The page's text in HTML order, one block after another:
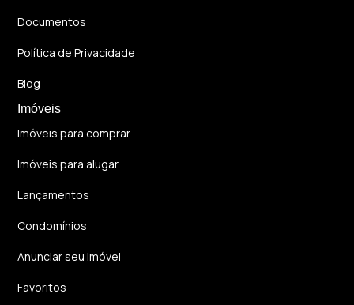
Documentos
Política de Privacidade
Blog
Imóveis
Imóveis para comprar
Imóveis para alugar
Lançamentos
Condomínios
Anunciar seu imóvel
Favoritos